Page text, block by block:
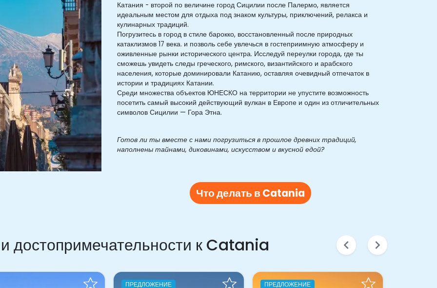
Катания - второй по величине город Сицилии после Палермо, является
идеальным местом для отдыха под знаком культуры, приключений, релакса и
кулинарных традиций.
Погрузитесь в город в стиле барокко, восстановленный после природных
катаклизмов 17 века. и позволь себе увлечься в гостеприимную атмосферу и
оживленные рынки исторического центра. Исследуй переулки города, где ты
сможешь увидеть следы греческого, римского, византийского и арабского
населения, которые доминировали Катанию, оставляя очевидный отпечаток в
истории и традициях Катании.
Среди множества объектов ЮНЕСКО на территории не упустите возможность
посетить самый высокий действующий вулкан в Европе и один из отличительных
символов Сицилии — Гора Этна.
Готов ли ты вместе с нами погрузиться в прошлое древних традиций,
наполнены тайнами, диковинами, искусством и вкусной едой?
Что делать в Catania
достопримечательности к Catania chevron_left chevron_right
ПРЕДЛОЖЕНИЕ ПРЕДЛОЖЕНИЕ